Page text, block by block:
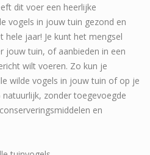
dit voer een heerlijke
vogels in jouw tuin gezond en
jaar! Je kunt het mengsel
jouw tuin, of aanbieden in een
wilt voeren. Zo kun je
wilde vogels in jouw tuin of op je
natuurlijk, zonder toegevoegde
en